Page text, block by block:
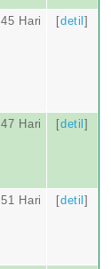
45 Hari [detil]
47 Hari [detil]
51 Hari [detil]